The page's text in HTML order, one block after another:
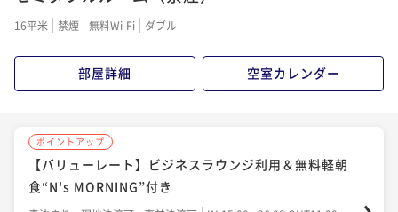
16平米 禁煙 無料Wi-Fi ダブル
部屋詳細 空室カレンダー
ポイントアップ
【バリューレート】ビジネスラウンジ利用＆無料軽朝
食“N's MORNING”付き